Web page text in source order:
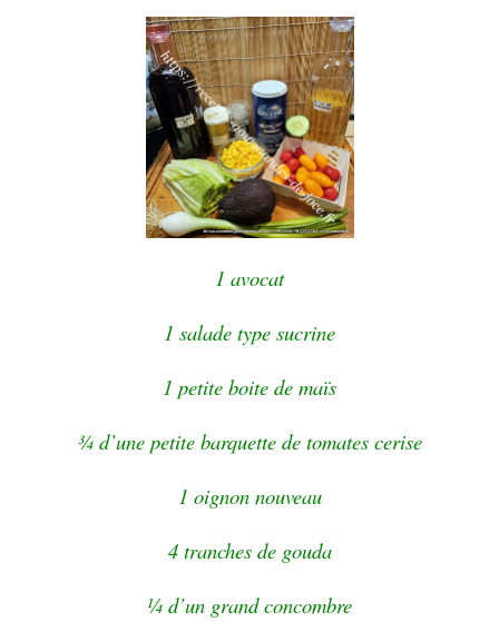
1 avocat
1 salade type sucrine
1 petite boite de maïs
¾ d’une petite barquette de tomates cerise
1 oignon nouveau
4 tranches de gouda
¼ d’un grand concombre